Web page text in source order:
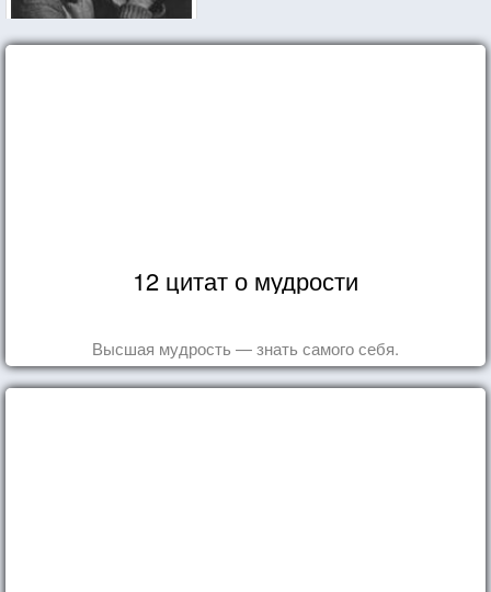
12 цитат о мудрости
Высшая мудрость — знать самого себя.